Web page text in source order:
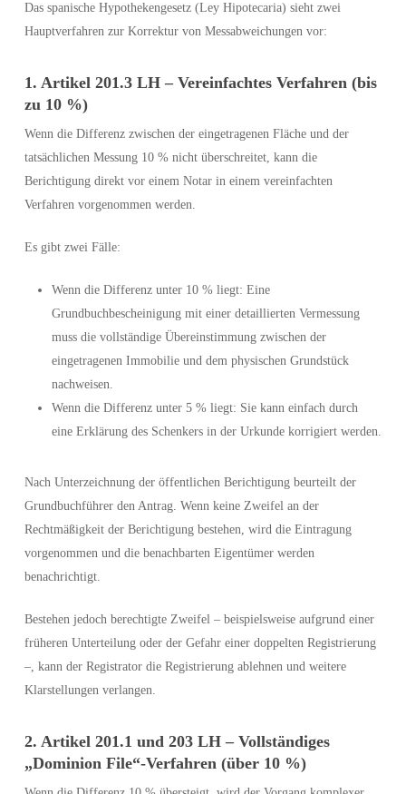
Das spanische Hypothekengesetz (Ley Hipotecaria) sieht zwei
Hauptverfahren zur Korrektur von Messabweichungen vor:
1. Artikel 201.3 LH – Vereinfachtes Verfahren (bis
zu 10 %)
Wenn die Differenz zwischen der eingetragenen Fläche und der
tatsächlichen Messung 10 % nicht überschreitet, kann die
Berichtigung direkt vor einem Notar in einem vereinfachten
Verfahren vorgenommen werden.
Es gibt zwei Fälle:
Wenn die Differenz unter 10 % liegt: Eine
Grundbuchbescheinigung mit einer detaillierten Vermessung
muss die vollständige Übereinstimmung zwischen der
eingetragenen Immobilie und dem physischen Grundstück
nachweisen.
Wenn die Differenz unter 5 % liegt: Sie kann einfach durch
eine Erklärung des Schenkers in der Urkunde korrigiert werden.
Nach Unterzeichnung der öffentlichen Berichtigung beurteilt der
Grundbuchführer den Antrag. Wenn keine Zweifel an der
Rechtmäßigkeit der Berichtigung bestehen, wird die Eintragung
vorgenommen und die benachbarten Eigentümer werden
benachrichtigt.
Bestehen jedoch berechtigte Zweifel – beispielsweise aufgrund einer
früheren Unterteilung oder der Gefahr einer doppelten Registrierung
–, kann der Registrator die Registrierung ablehnen und weitere
Klarstellungen verlangen.
2. Artikel 201.1 und 203 LH – Vollständiges
„Dominion File“-Verfahren (über 10 %)